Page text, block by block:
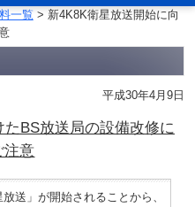
一覧> 新4K8K衛星放送開始に向
平成30年4月9日
BS放送局の設備改修に
注意
送」が開始されることから、